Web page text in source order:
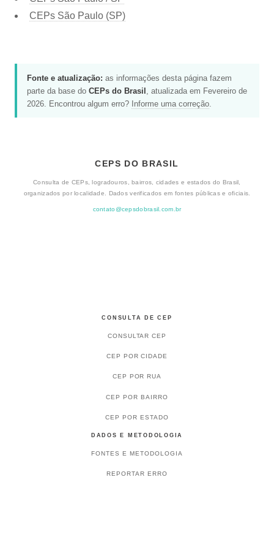
CEPs São Paulo (SP)
Fonte e atualização: as informações desta página fazem
parte da base do CEPs do Brasil , atualizada em Fevereiro de
2026. Encontrou algum erro? Informe uma correção
CEPS DO BRASIL
Consulta de CEPs, logradouros, bairros, cidades e estados do Brasil,
organizados por localidade. Dados verificados em fontes públicas e oficiais.
contato@cepsdobrasil.com.br
CONSULTA DE CEP
CONSULTAR CEP
CEP POR CIDADE
CEP POR RUA
CEP POR BAIRRO
CEP POR ESTADO
DADOS E METODOLOGIA
FONTES E METODOLOGIA
REPORTAR ERRO